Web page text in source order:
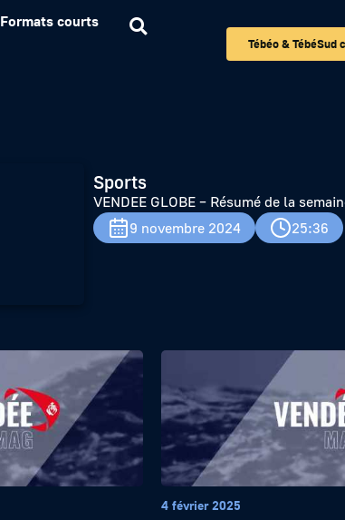
Formats courts
Tébéo & TébéSud
Sports
VENDEE GLOBE – Résumé de la
9 novembre 2024
25:36
4 février 2025